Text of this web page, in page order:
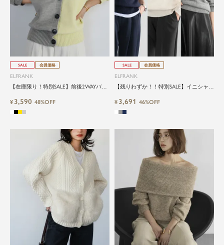
SALE 会員価格
ELFRANK
【在庫限り！特別SALE】前後2WAYバイ
¥ 3,590 48%OFF
SALE 会員価格
ELFRANK
【残りわずか！！特別SALE】イニシャル
¥ 3,691 46%OFF